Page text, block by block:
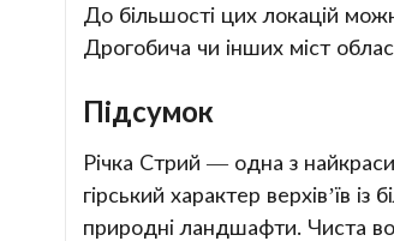
До більшості цих локацій
Дрогобича чи інших міст
Підсумок
Річка Стрий — одна з
гірський характер верхів’їв
природні ландшафти. Чиста